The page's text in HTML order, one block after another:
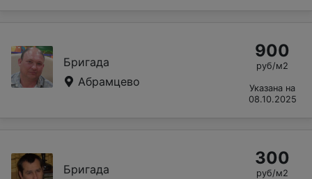
Бригада
Абрамцево
900
руб/м2
Указана на
08.10.2025
Бригада
300
руб/м2